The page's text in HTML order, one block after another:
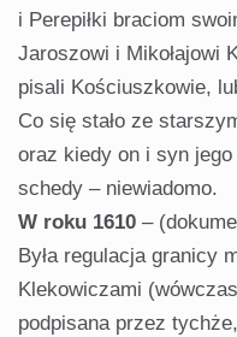
i Perepiłki braciom
Jaroszowi i Mikołajowi
pisali Kościuszkowie,
Co się stało ze
oraz kiedy on i syn
schedy – niewiadomo.
W roku 1610 –
Była regulacja granicy
Klekowiczami
podpisana przez